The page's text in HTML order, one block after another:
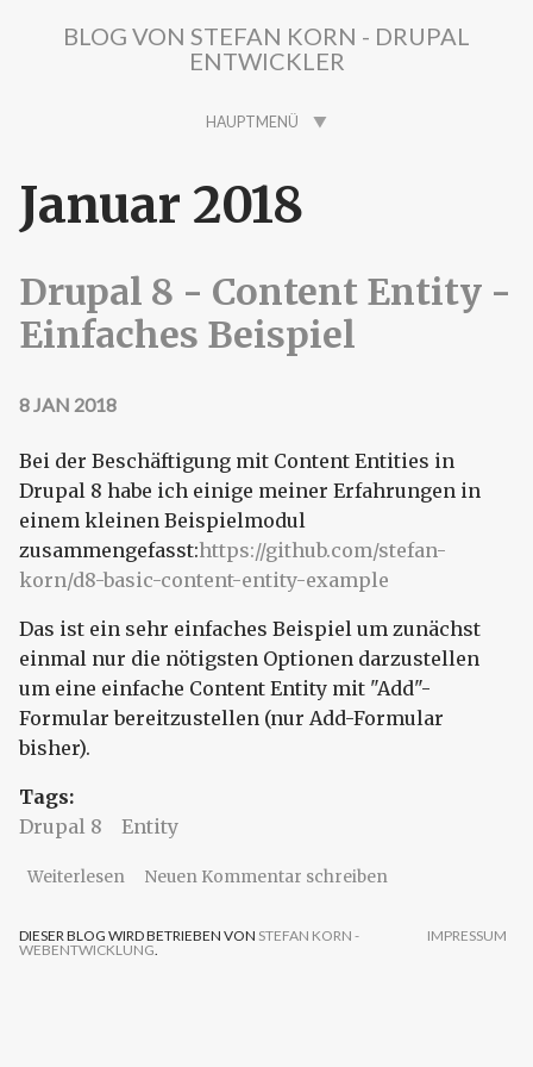
BLOG VON STEFAN KORN - DRUPAL
ENTWICKLER
HAUPTMENÜ
Januar 2018
Drupal 8 - Content Entity -
Einfaches Beispiel
8 JAN 2018
Bei der Beschäftigung mit Content Entities in
Drupal 8 habe ich einige meiner Erfahrungen in
einem kleinen Beispielmodul
zusammengefasst:https://github.com/stefan-
korn/d8-basic-content-entity-example
Das ist ein sehr einfaches Beispiel um zunächst
einmal nur die nötigsten Optionen darzustellen
um eine einfache Content Entity mit "Add"-
Formular bereitzustellen (nur Add-Formular
bisher).
Tags:
Drupal 8
Entity
Weiterlesen über Drupal 8 - Content Entity - Einfaches
Neuen Kommentar schreiben
IMPRESSUM
DIESER BLOG WIRD BETRIEBEN VON STEFAN KORN -
WEBENTWICKLUNG